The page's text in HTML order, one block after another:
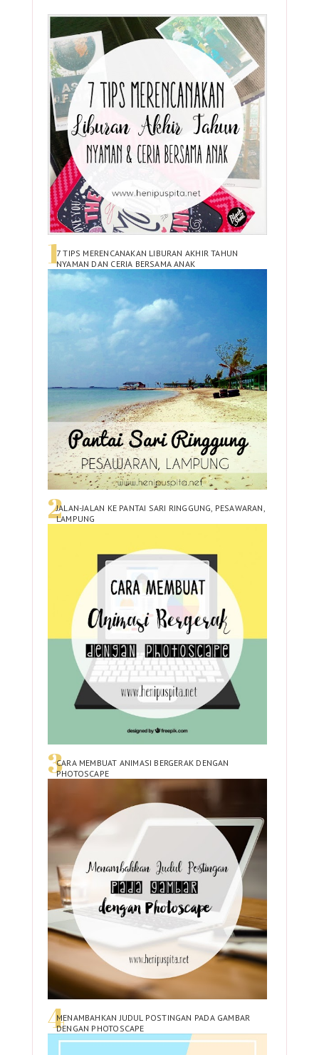
7 TIPS MERENCANAKAN LIBURAN AKHIR TAHUN
NYAMAN DAN CERIA BERSAMA ANAK
JALAN-JALAN KE PANTAI SARI RINGGUNG, PESAWARAN,
LAMPUNG
CARA MEMBUAT ANIMASI BERGERAK DENGAN
PHOTOSCAPE
MENAMBAHKAN JUDUL POSTINGAN PADA GAMBAR
DENGAN PHOTOSCAPE